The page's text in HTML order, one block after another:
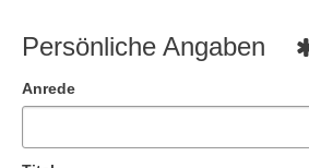
Persönliche Angaben
Anrede